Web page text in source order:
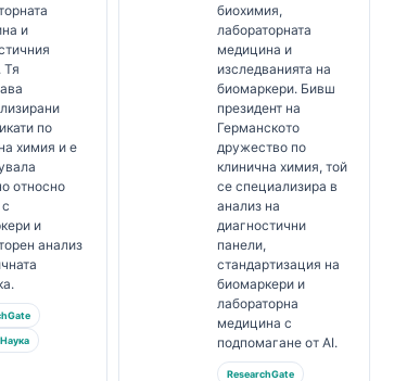
и
Тя
по
химия и е
относно
и
анализ
биохимия,
лабораторната
медицина и
изследванията на
биомаркери. Бивш
президент на
Германското
дружество по
клинична химия, той
се специализира в
анализ на
диагностични
панели,
стандартизация на
биомаркери и
лабораторна
медицина с
подпомагане от AI.
ResearchGate